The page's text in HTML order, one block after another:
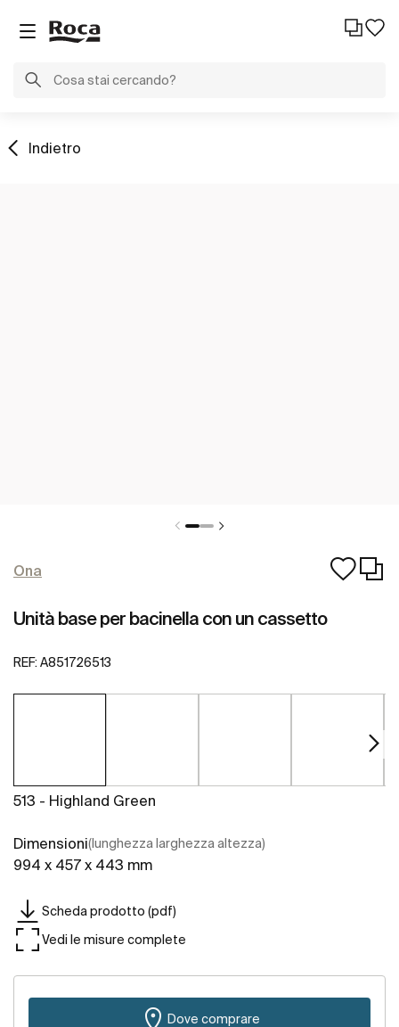
Indietro
Ona
Unità base per bacinella con un cassetto
REF: A851726513
513 - Highland Green
Dimensioni(lunghezza larghezza altezza)
994 x 457 x 443 mm
Scheda prodotto (pdf)
Vedi le misure complete
Dove comprare